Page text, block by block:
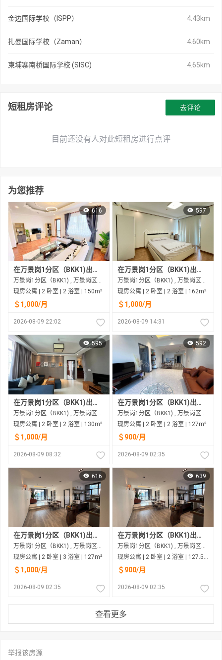
金边国际学校（ISPP） 4.43km
扎曼国际学校（Zaman） 4.60km
柬埔寨南桥国际学校 (SISC) 4.65km
短租房评论
目前还没有人对此短租房进行点评
去评论
为您推荐
616
在万景岗1分区（BKK1)出租的现房公寓
万景岗1分区（BKK1) , 万景岗区（BKK) , 金边市
现房公寓 | 2 卧室 | 2 浴室 | 150m²
＄1,000/月
2026-08-09 22:02
597
在万景岗1分区（BKK1)出租的现房公寓
万景岗1分区（BKK1) , 万景岗区（BKK) , 金边市
现房公寓 | 2 卧室 | 2 浴室 | 162m²
＄1,000/月
2026-08-09 14:31
595
在万景岗1分区（BKK1)出租的现房公寓
万景岗1分区（BKK1) , 万景岗区（BKK) , 金边市
现房公寓 | 2 卧室 | 2 浴室 | 130m²
＄1,000/月
2026-08-09 08:32
592
在万景岗1分区（BKK1)出租的现房公寓
万景岗1分区（BKK1) , 万景岗区（BKK) , 金边市
现房公寓 | 2 卧室 | 2 浴室 | 127m²
＄900/月
2026-08-09 02:35
616
在万景岗1分区（BKK1)出租的现房公寓
万景岗1分区（BKK1) , 万景岗区（BKK) , 金边市
现房公寓 | 2 卧室 | 3 浴室 | 127m²
＄1,000/月
2026-08-09 02:35
639
在万景岗1分区（BKK1)出租的现房公寓
万景岗1分区（BKK1) , 万景岗区（BKK) , 金边市
现房公寓 | 2 卧室 | 2 浴室 | 127.5m²
＄900/月
2026-08-09 02:35
查看更多
举报该房源